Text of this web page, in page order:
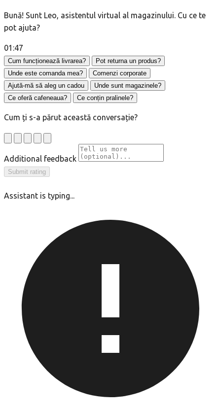
Bună! Sunt Leo, asistentul virtual al magazinului. Cu ce te
pot ajuta?
01:47
Cum funcționează livrarea?
Pot returna un produs?
Unde este comanda mea?
Comenzi corporate
Ajută-mă să aleg un cadou
Unde sunt magazinele?
Ce oferă cafeneaua?
Ce conțin pralinele?
Cum ți s-a părut această conversație?
Additional feedback
Submit rating
Assistant is typing...